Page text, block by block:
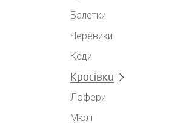
Балетки
Черевики
Кеди
Кросівки
Лофери
Мюлі